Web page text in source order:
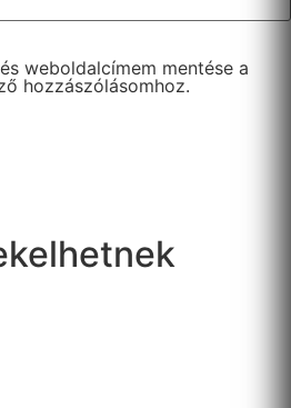
weboldalcímem mentése a
hozzászólásomhoz.